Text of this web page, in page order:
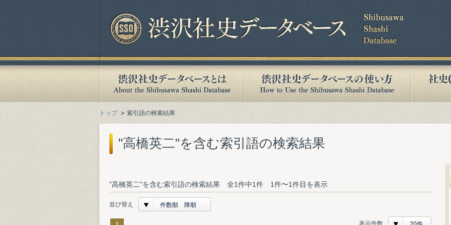
トップ 索引語の検索結果
"高橋英二"を含む索引語の検索結果
"高橋英二"を含む索引語の検索結果 全1件中1件 1件〜1件目を表示
並び替え 件数順 降順
表示件数